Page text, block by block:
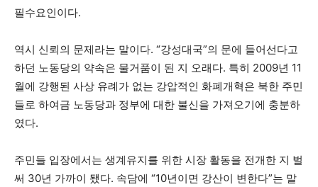
필수요인이다.
역시 신뢰의 문제라는 말이다. “강성대국”의 문에 들어선다고
하던 노동당의 약속은 물거품이 된 지 오래다. 특히 2009년 11
월에 강행된 사상 유례가 없는 강압적인 화폐개혁은 북한 주민
들로 하여금 노동당과 정부에 대한 불신을 가져오기에 충분하
였다.
주민들 입장에서는 생계유지를 위한 시장 활동을 전개한 지 벌
써 30년 가까이 됐다. 속담에 “10년이면 강산이 변한다”는 말